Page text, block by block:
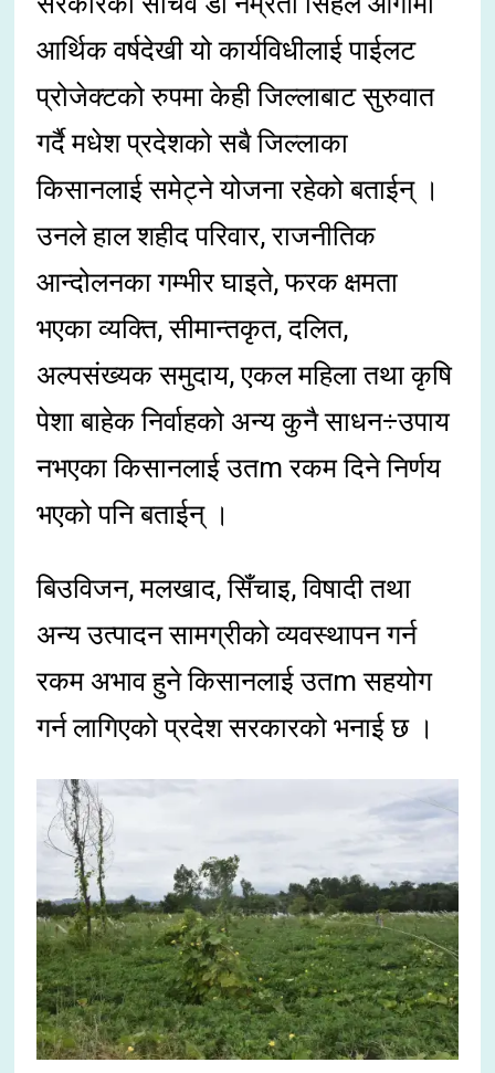
आर्थिक वर्षदेखी यो कार्यविधीलाई पाईलट
प्रोजेक्टको रुपमा केही जिल्लाबाट सुरुवात
गर्दै मधेश प्रदेशको सबै जिल्लाका
किसानलाई समेट्ने योजना रहेको बताईन् ।
उनले हाल शहीद परिवार, राजनीतिक
आन्दोलनका गम्भीर घाइते, फरक क्षमता
भएका व्यक्ति, सीमान्तकृत, दलित,
अल्पसंख्यक समुदाय, एकल महिला तथा कृषि
पेशा बाहेक निर्वाहको अन्य कुनै साधन÷उपाय
नभएका किसानलाई उतm रकम दिने निर्णय
भएको पनि बताईन् ।
बिउविजन, मलखाद, सिँचाइ, विषादी तथा
अन्य उत्पादन सामग्रीको व्यवस्थापन गर्न
रकम अभाव हुने किसानलाई उतm सहयोग
गर्न लागिएको प्रदेश सरकारको भनाई छ ।